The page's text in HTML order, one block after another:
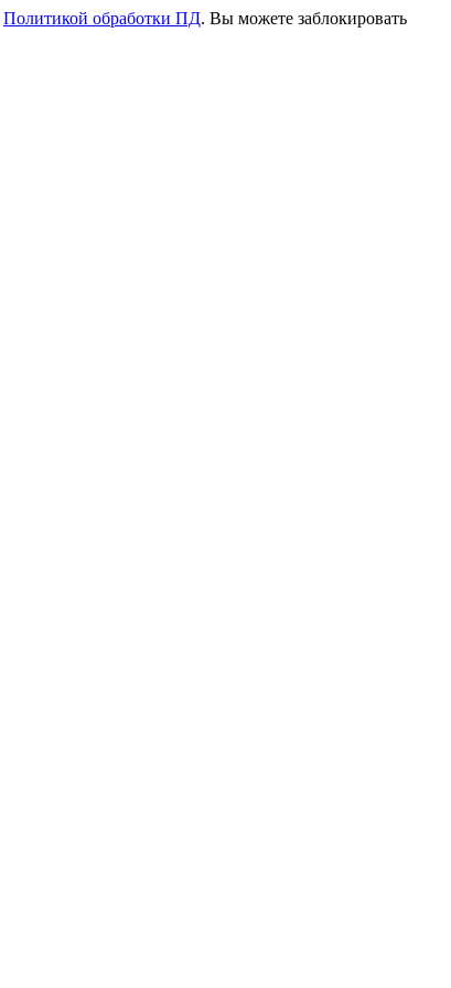
Политикой обработки ПД. Вы можете заблокировать